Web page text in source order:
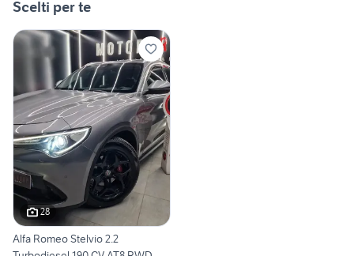
Scelti per te
28
Alfa Romeo Stelvio 2.2